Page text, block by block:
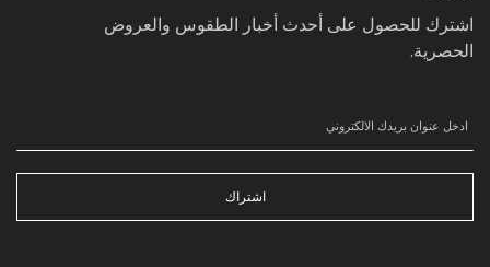
اشترك للحصول على أحدث أخبار الطقوس والعروض
الحصرية.
اشتراك